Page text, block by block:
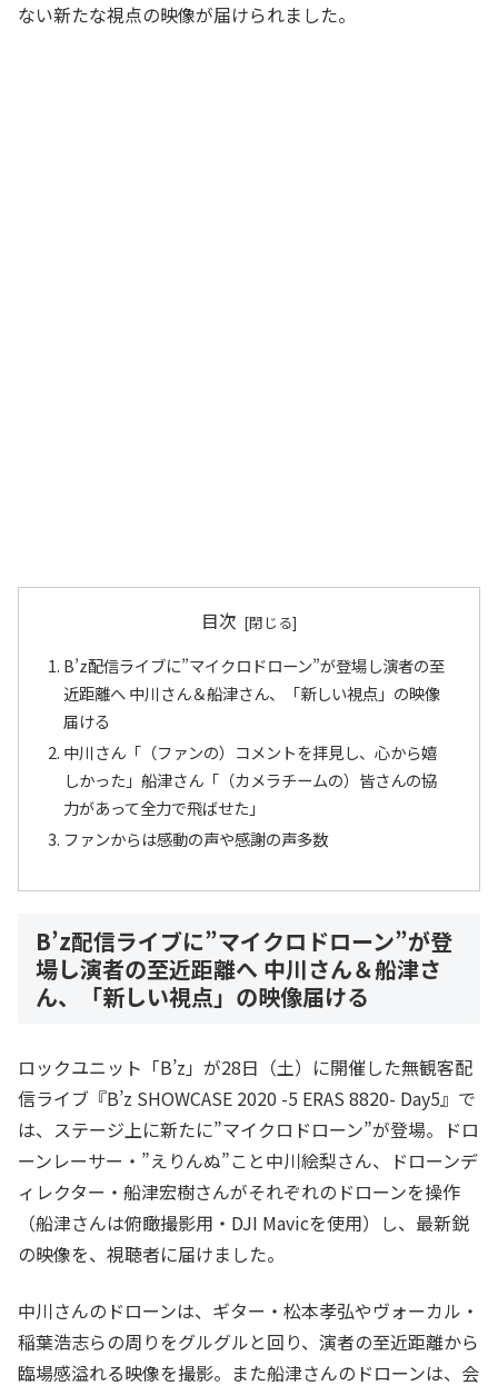
ない新たな視点の映像が届けられました。
目次
B’z配信ライブに”マイクロドローン”が登場し演者の至
近距離へ 中川さん＆船津さん、「新しい視点」の映像
届ける
中川さん「（ファンの）コメントを拝見し、心から嬉
しかった」船津さん「（カメラチームの）皆さんの協
力があって全力で飛ばせた」
ファンからは感動の声や感謝の声多数
B’z配信ライブに”マイクロドローン”が登
場し演者の至近距離へ 中川さん＆船津さ
ん、「新しい視点」の映像届ける
ロックユニット「B’z」が28日（土）に開催した無観客配
信ライブ『B’z SHOWCASE 2020 -5 ERAS 8820- Day5』で
は、ステージ上に新たに”マイクロドローン”が登場。ドロ
ーンレーサー・”えりんぬ”こと中川絵梨さん、ドローンデ
ィレクター・船津宏樹さんがそれぞれのドローンを操作
（船津さんは俯瞰撮影用・DJI Mavicを使用）し、最新鋭
の映像を、視聴者に届けました。
中川さんのドローンは、ギター・松本孝弘やヴォーカル・
稲葉浩志らの周りをグルグルと回り、演者の至近距離から
臨場感溢れる映像を撮影。また船津さんのドローンは、会